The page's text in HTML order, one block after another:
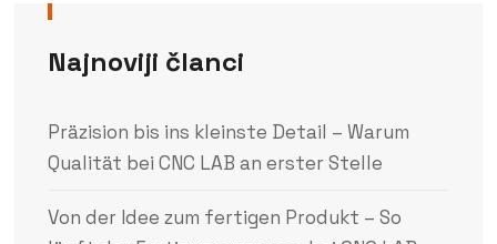
Najnoviji članci
Präzision bis ins kleinste Detail – Warum
Qualität bei CNC LAB an erster Stelle
Von der Idee zum fertigen Produkt – So